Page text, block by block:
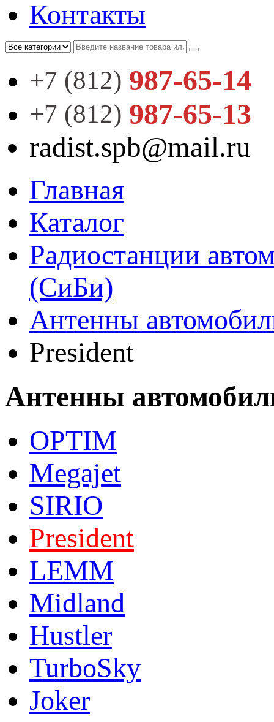
Контакты
+7 (812) 987-65-14
+7 (812) 987-65-13
radist.spb@mail.ru
Главная
Каталог
Радиостанции
(СиБи)
Антенны
President
Антенны
OPTIM
Megajet
SIRIO
President
LEMM
Midland
Hustler
TurboSky
Joker